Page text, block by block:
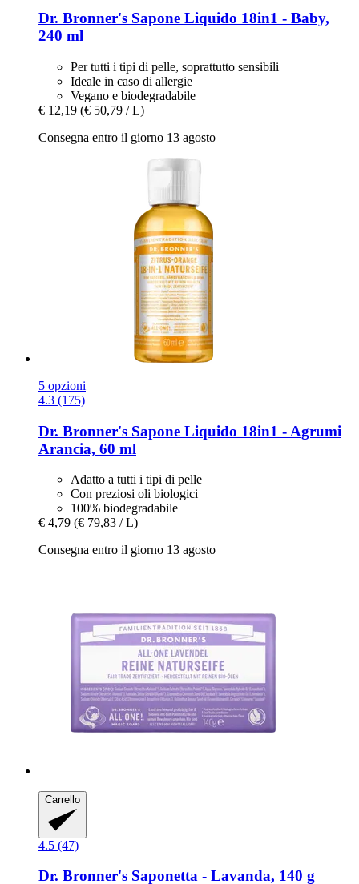
Dr. Bronner's Sapone Liquido 18in1 -​ Baby,
240 ml
Per tutti i tipi di pelle, soprattutto sensibili
Ideale in caso di allergie
Vegano e biodegradabile
€ 12,19 (€ 50,79 / L)
Consegna entro il giorno 13 agosto
5 opzioni
4.3 (175)
Dr. Bronner's Sapone Liquido 18in1 -​ Agrumi
Arancia, 60 ml
Adatto a tutti i tipi di pelle
Con preziosi oli biologici
100% biodegradabile
€ 4,79 (€ 79,83 / L)
Consegna entro il giorno 13 agosto
Carrello
4.5 (47)
Dr. Bronner's Saponetta -​ Lavanda, 140 g